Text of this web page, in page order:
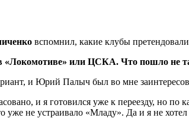
вспомнил, какие клубы
«Локомотиве» или ЦСКА. Что пошло не
и Юрий Палыч был во мне
и я готовился уже к переезду, но
уже не устраивало «Младу». Да и я не